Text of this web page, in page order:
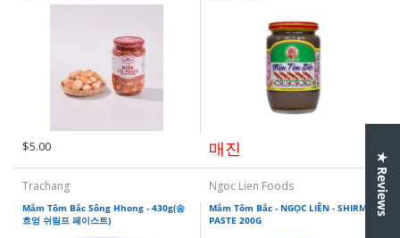
$5.00 매진
Trachang
Mắm Tôm Bắc Sông Hhong - 430g(송
흐엉 쉬림프 페이스트)
Ngoc Lien Foods
Mắm Tôm Bắc - NGỌC LIÊN - SHIRMP
PASTE 200G
★ Reviews